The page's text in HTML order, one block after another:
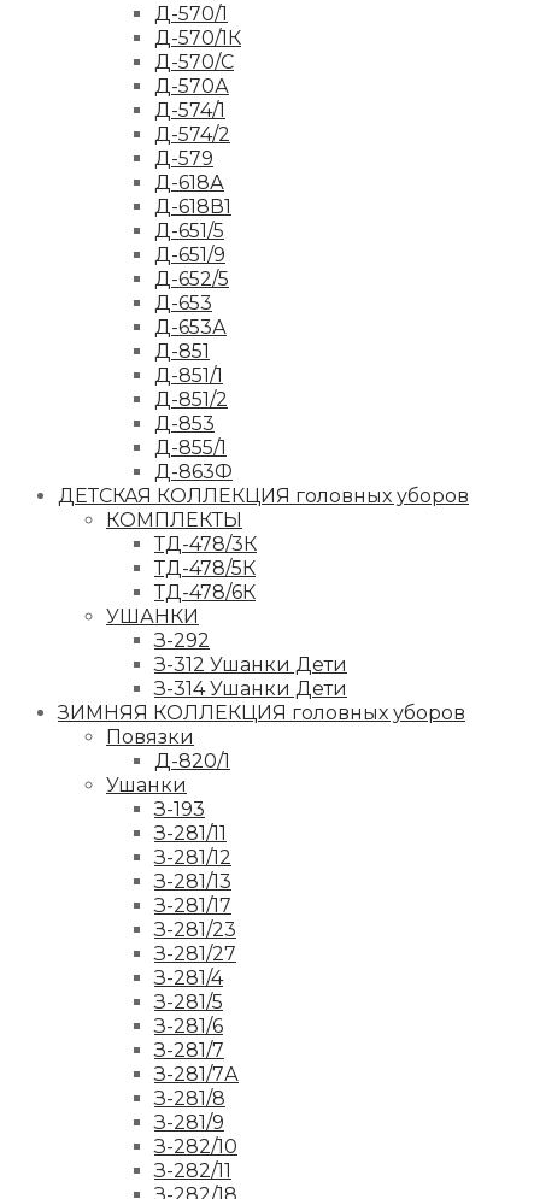
Д-570/1
Д-570/1К
Д-570/С
Д-570А
Д-574/1
Д-574/2
Д-579
Д-618А
Д-618В1
Д-651/5
Д-651/9
Д-652/5
Д-653
Д-653А
Д-851
Д-851/1
Д-851/2
Д-853
Д-855/1
Д-863Ф
ДЕТСКАЯ КОЛЛЕКЦИЯ головных уборов
КОМПЛЕКТЫ
ТД-478/3К
ТД-478/5К
ТД-478/6К
УШАНКИ
З-292
З-312 Ушанки Дети
З-314 Ушанки Дети
ЗИМНЯЯ КОЛЛЕКЦИЯ головных уборов
Повязки
Д-820/1
Ушанки
З-193
З-281/11
З-281/12
З-281/13
З-281/17
З-281/23
З-281/27
З-281/4
З-281/5
З-281/6
З-281/7
З-281/7А
З-281/8
З-281/9
З-282/10
З-282/11